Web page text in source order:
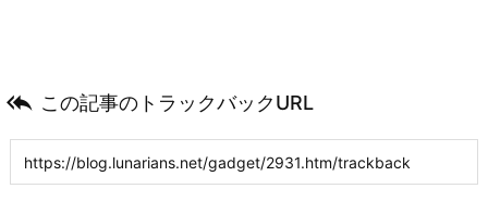
 この記事のトラックバックURL